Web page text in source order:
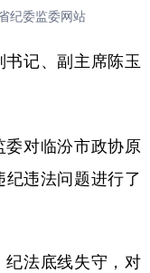
线 教育
体育
政务
汽车
溯源中国
纪委监委网站
记、副主席陈玉
对临汾市政协原
违法问题进行了
法底线失守，对